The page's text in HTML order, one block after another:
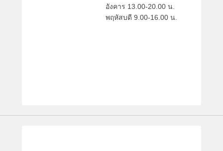
อังคาร 13.00-20.00 น.
พฤหัสบดี 9.00-16.00 น.